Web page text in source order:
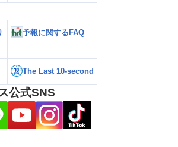
予報に関するFAQ
The Last 10-second
公式SNS